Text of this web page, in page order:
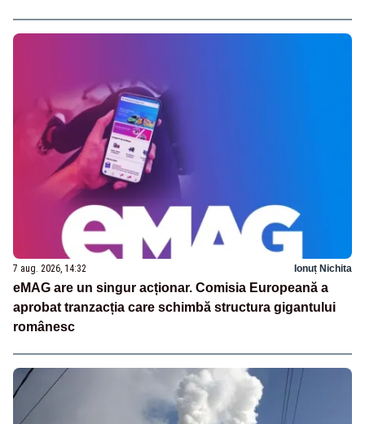
7 aug. 2026, 14:32 Ionuț Nichita
eMAG are un singur acționar. Comisia Europeană a
aprobat tranzacția care schimbă structura gigantului
românesc